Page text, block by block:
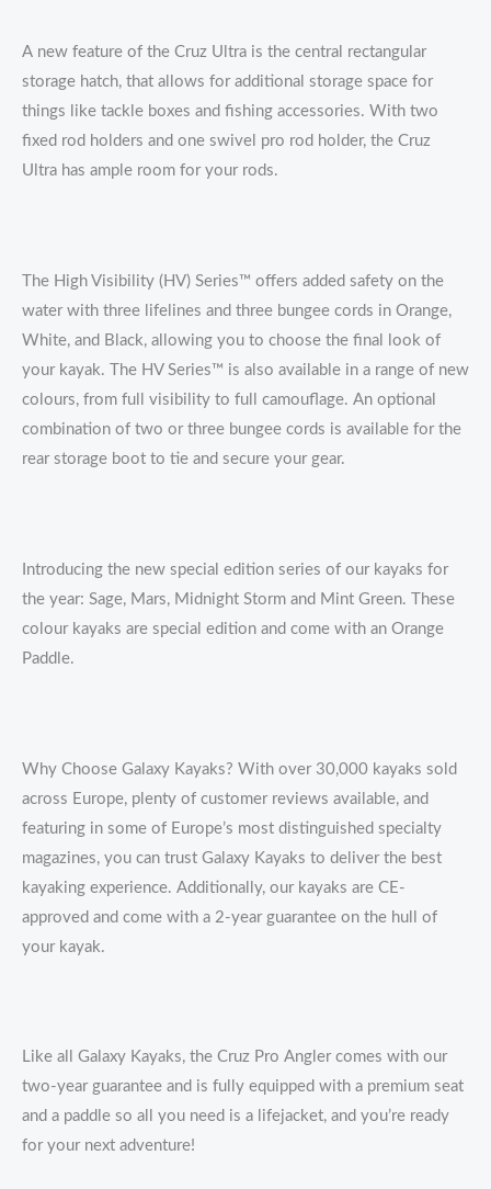
A new feature of the Cruz Ultra is the central rectangular
storage hatch, that allows for additional storage space for
things like tackle boxes and fishing accessories. With two
fixed rod holders and one swivel pro rod holder, the Cruz
Ultra has ample room for your rods.
The High Visibility (HV) Series™ offers added safety on the
water with three lifelines and three bungee cords in Orange,
White, and Black, allowing you to choose the final look of
your kayak. The HV Series™ is also available in a range of new
colours, from full visibility to full camouflage. An optional
combination of two or three bungee cords is available for the
rear storage boot to tie and secure your gear.
Introducing the new special edition series of our kayaks for
the year: Sage, Mars, Midnight Storm and Mint Green. These
colour kayaks are special edition and come with an Orange
Paddle.
Why Choose Galaxy Kayaks? With over 30,000 kayaks sold
across Europe, plenty of customer reviews available, and
featuring in some of Europe’s most distinguished specialty
magazines, you can trust Galaxy Kayaks to deliver the best
kayaking experience. Additionally, our kayaks are CE-
approved and come with a 2-year guarantee on the hull of
your kayak.
Like all Galaxy Kayaks, the Cruz Pro Angler comes with our
two-year guarantee and is fully equipped with a premium seat
and a paddle so all you need is a lifejacket, and you’re ready
for your next adventure!